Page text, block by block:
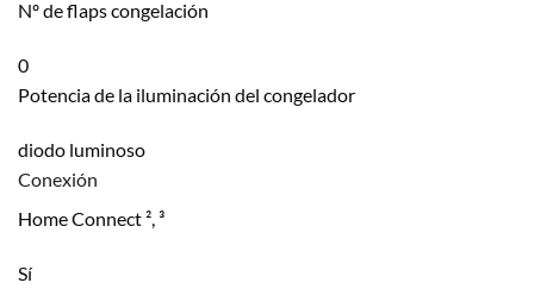
Nº de flaps congelación
0
Potencia de la iluminación del congelador
diodo luminoso
Conexión
Home Connect ², ³
Sí